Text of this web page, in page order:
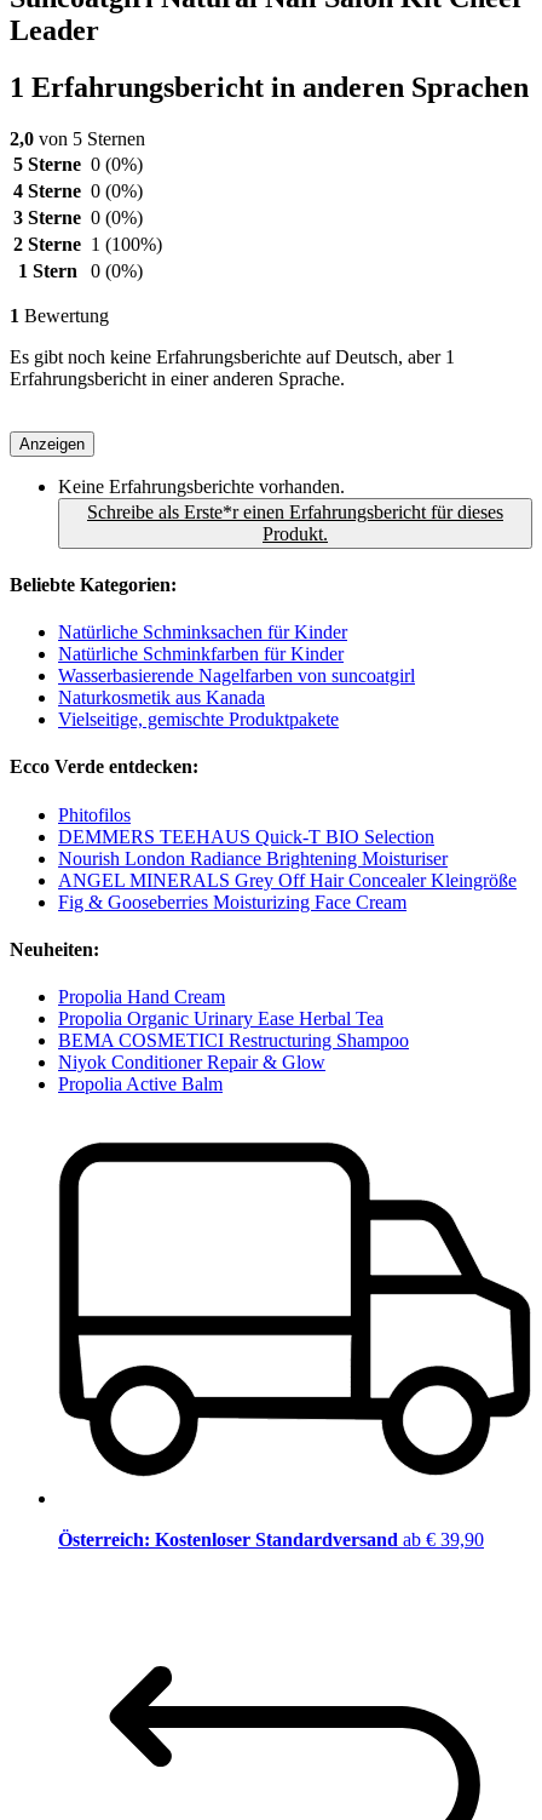
Leader
1 Erfahrungsbericht in anderen Sprachen
2,0 von 5 Sternen
5 Sterne 0 (0%)
4 Sterne 0 (0%)
3 Sterne 0 (0%)
2 Sterne 1 (100%)
1 Stern
0 (0%)
1 Bewertung
Es gibt noch keine Erfahrungsberichte auf Deutsch, aber 1
Erfahrungsbericht in einer anderen Sprache.
Anzeigen
Keine Erfahrungsberichte vorhanden.
Schreibe als Erste*r einen Erfahrungsbericht für dieses
Produkt.
Beliebte Kategorien:
Natürliche Schminksachen für Kinder
Natürliche Schminkfarben für Kinder
Wasserbasierende Nagelfarben von suncoatgirl
Naturkosmetik aus Kanada
Vielseitige, gemischte Produktpakete
Ecco Verde entdecken:
Phitofilos
DEMMERS TEEHAUS Quick-T BIO Selection
Nourish London Radiance Brightening Moisturiser
ANGEL MINERALS Grey Off Hair Concealer Kleingröße
Fig & Gooseberries Moisturizing Face Cream
Neuheiten:
Propolia Hand Cream
Propolia Organic Urinary Ease Herbal Tea
BEMA COSMETICI Restructuring Shampoo
Niyok Conditioner Repair & Glow
Propolia Active Balm
Österreich: Kostenloser Standardversand ab € 39,90